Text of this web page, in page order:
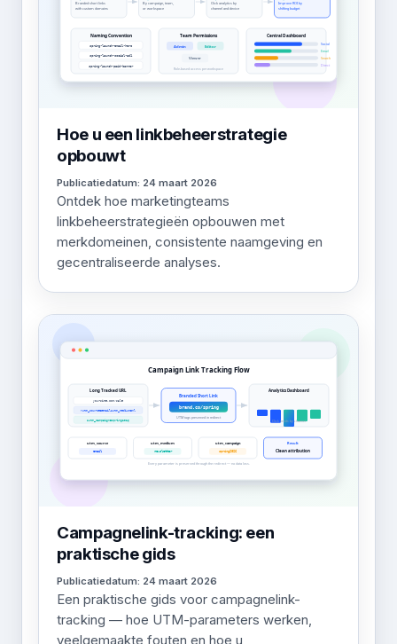
Hoe u een linkbeheerstrategie
opbouwt
Publicatiedatum: 24 maart 2026
Ontdek hoe marketingteams
linkbeheerstrategieën opbouwen met
merkdomeinen, consistente naamgeving en
gecentraliseerde analyses.
Campagnelink-tracking: een
praktische gids
Publicatiedatum: 24 maart 2026
Een praktische gids voor campagnelink-
tracking — hoe UTM-parameters werken,
veelgemaakte fouten en hoe u